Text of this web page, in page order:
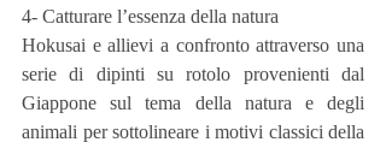
4- Catturare l’essenza della natura
Hokusai e allievi a confronto attraverso una
serie di dipinti su rotolo provenienti dal
Giappone sul tema della natura e degli
animali per sottolineare i motivi classici della